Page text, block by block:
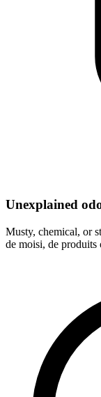
Unexplained
Musty, chemical, or
de moisi, de produits